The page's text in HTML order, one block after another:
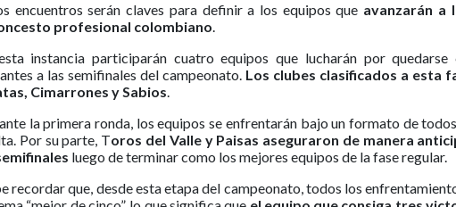
encuentros serán claves para definir a los equipos que avanzarán a
profesional colombiano.
instancia participarán cuatro equipos que lucharán por
a las semifinales del campeonato. Los clubes clasificados a esta
Cimarrones y Sabios.
la primera ronda, los equipos se enfrentarán bajo un formato de
Por su parte, Toros del Valle y Paisas aseguraron de manera
luego de terminar como los mejores equipos de la fase regular.
recordar que, desde esta etapa del campeonato, todos los